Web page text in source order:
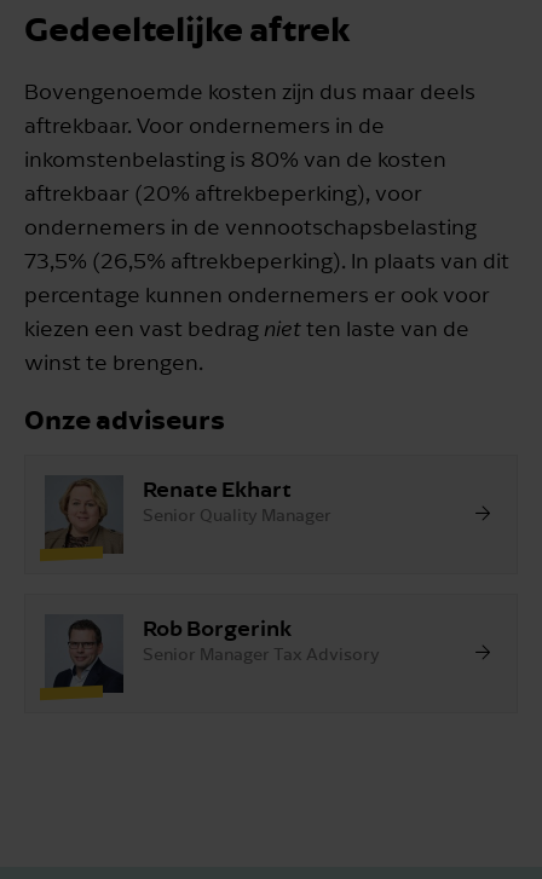
Gedeeltelijke aftrek
Bovengenoemde kosten zijn dus maar deels
aftrekbaar. Voor ondernemers in de
inkomstenbelasting is 80% van de kosten
aftrekbaar (20% aftrekbeperking), voor
ondernemers in de vennootschapsbelasting
73,5% (26,5% aftrekbeperking). In plaats van dit
percentage kunnen ondernemers er ook voor
kiezen een vast bedrag nietten laste van de
winst te brengen.
Onze adviseurs
Renate Ekhart
Senior Quality Manager
Rob Borgerink
Senior Manager Tax Advisory